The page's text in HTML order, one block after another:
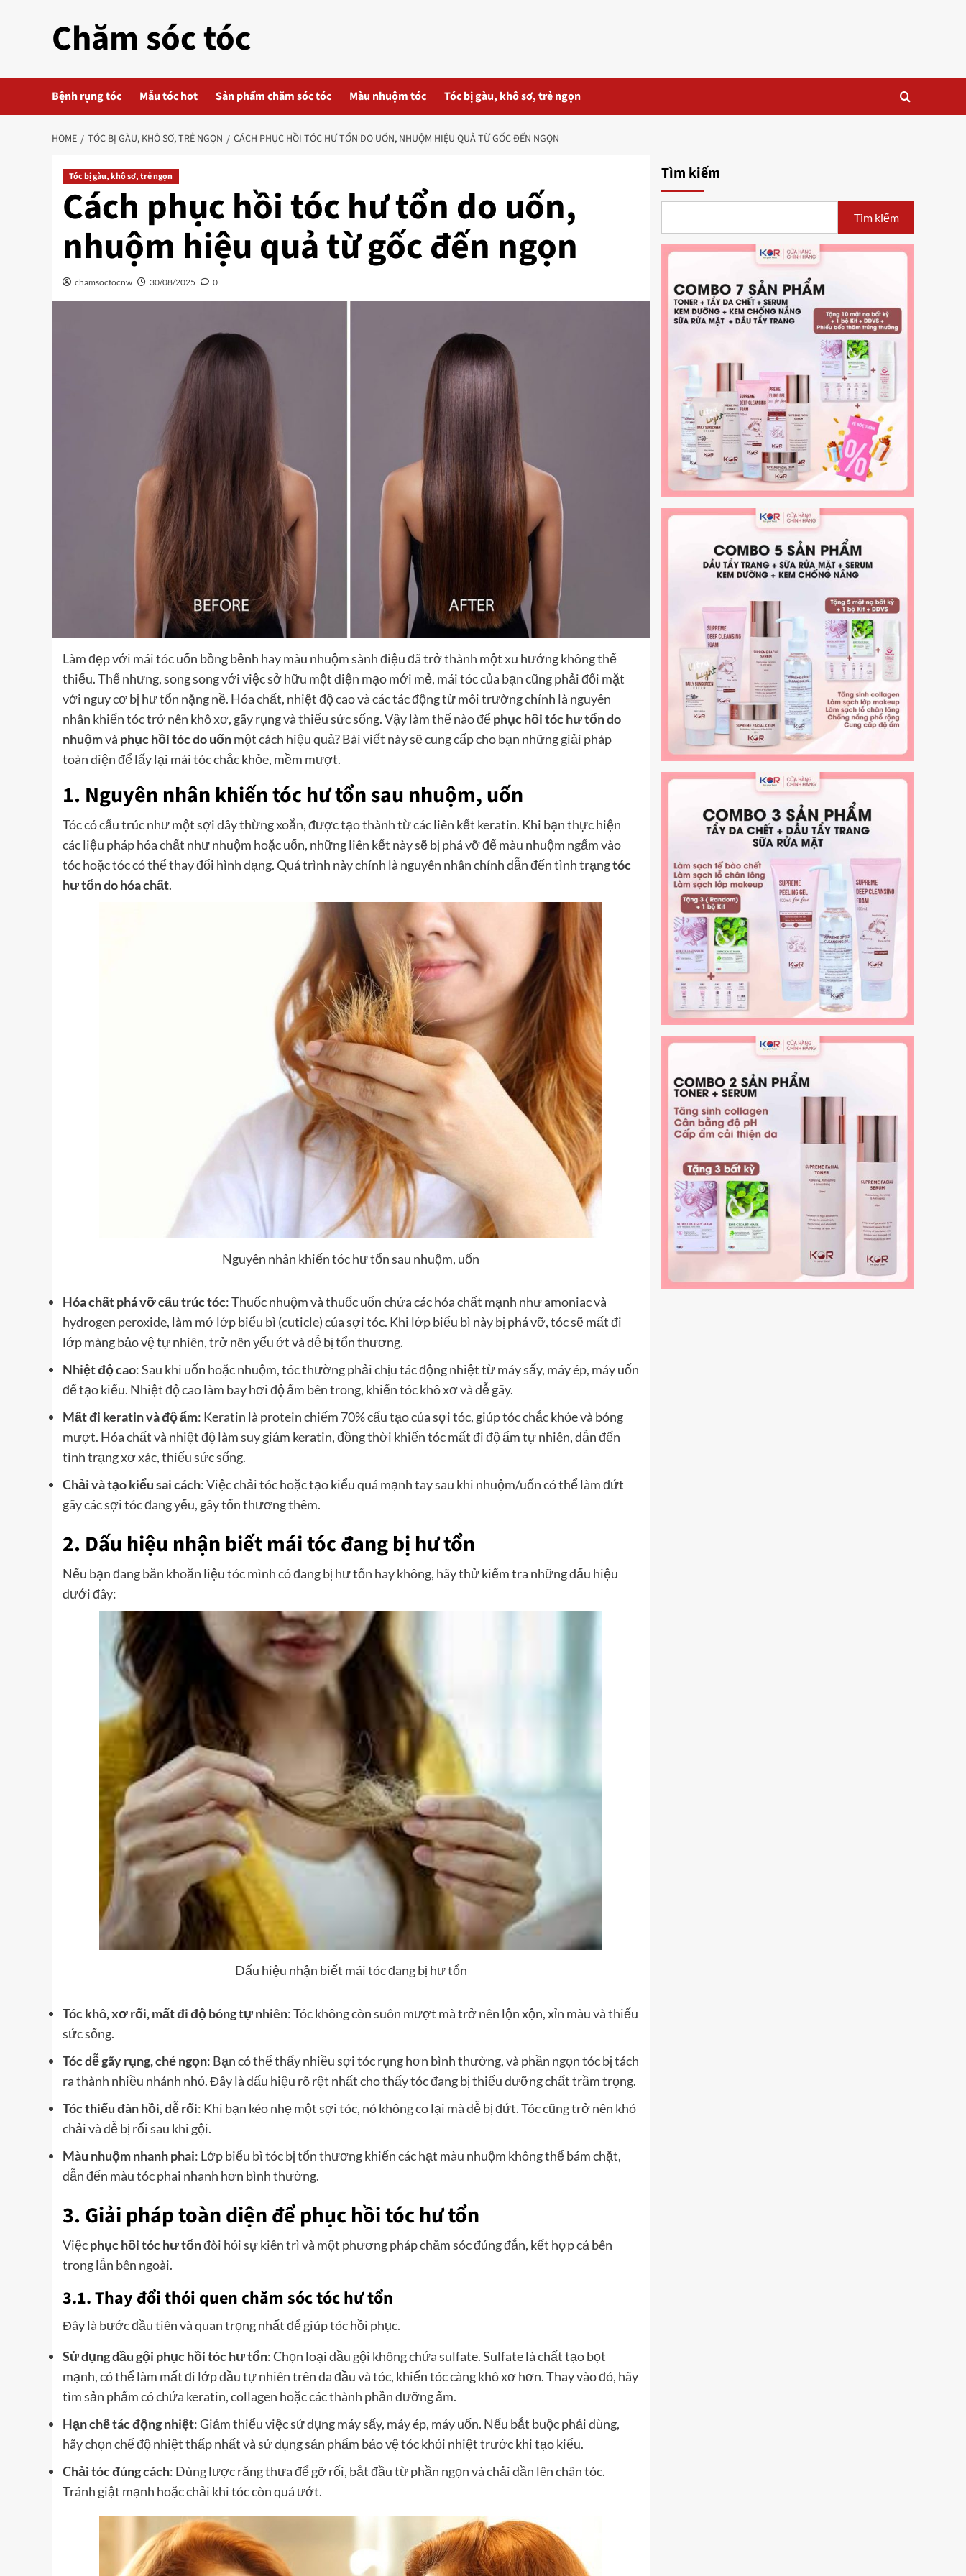
Chăm sóc tóc
Bệnh rụng tóc Mẫu tóc hot Sản phẩm chăm sóc tóc Màu nhuộm tóc Tóc bị gàu, khô sơ, trẻ ngọn
HOME TÓC BỊ GÀU, KHÔ SƠ, TRẺ NGỌN CÁCH PHỤC HỒI TÓC HƯ TỔN DO UỐN, NHUỘM HIỆU QUẢ TỪ GỐC ĐẾN NGỌN
Tóc bị gàu, khô sơ, trẻ ngọn
Cách phục hồi tóc hư tổn do uốn,
nhuộm hiệu quả từ gốc đến ngọn
chamsoctocnw 30/08/2025 0
Làm đẹp với mái tóc uốn bồng bềnh hay màu nhuộm sành điệu đã trở thành một xu hướng không thể
thiếu. Thế nhưng, song song với việc sở hữu một diện mạo mới mẻ, mái tóc của bạn cũng phải đối mặt
với nguy cơ bị hư tổn nặng nề. Hóa chất, nhiệt độ cao và các tác động từ môi trường chính là nguyên
nhân khiến tóc trở nên khô xơ, gãy rụng và thiếu sức sống. Vậy làm thế nào đểphục hồi tóc hư tổn do
nhuộmvà phục hồi tóc do uốnmột cách hiệu quả? Bài viết này sẽ cung cấp cho bạn những giải pháp
toàn diện để lấy lại mái tóc chắc khỏe, mềm mượt.
1. Nguyên nhân khiến tóc hư tổn sau nhuộm, uốn
Tóc có cấu trúc như một sợi dây thừng xoắn, được tạo thành từ các liên kết keratin. Khi bạn thực hiện
các liệu pháp hóa chất như nhuộm hoặc uốn, những liên kết này sẽ bị phá vỡ để màu nhuộm ngấm vào
tóc hoặc tóc có thể thay đổi hình dạng. Quá trình này chính là nguyên nhân chính dẫn đến tình trạngtóc
hư tổn do hóa chất.
Nguyên nhân khiến tóc hư tổn sau nhuộm, uốn
Hóa chất phá vỡ cấu trúc tóc: Thuốc nhuộm và thuốc uốn chứa các hóa chất mạnh như amoniac và
hydrogen peroxide, làm mở lớp biểu bì (cuticle) của sợi tóc. Khi lớp biểu bì này bị phá vỡ, tóc sẽ mất đi
lớp màng bảo vệ tự nhiên, trở nên yếu ớt và dễ bị tổn thương.
Nhiệt độ cao: Sau khi uốn hoặc nhuộm, tóc thường phải chịu tác động nhiệt từ máy sấy, máy ép, máy uốn
để tạo kiểu. Nhiệt độ cao làm bay hơi độ ẩm bên trong, khiến tóc khô xơ và dễ gãy.
Mất đi keratin và độ ẩm: Keratin là protein chiếm 70% cấu tạo của sợi tóc, giúp tóc chắc khỏe và bóng
mượt. Hóa chất và nhiệt độ làm suy giảm keratin, đồng thời khiến tóc mất đi độ ẩm tự nhiên, dẫn đến
tình trạng xơ xác, thiếu sức sống.
Chải và tạo kiểu sai cách: Việc chải tóc hoặc tạo kiểu quá mạnh tay sau khi nhuộm/uốn có thể làm đứt
gãy các sợi tóc đang yếu, gây tổn thương thêm.
2. Dấu hiệu nhận biết mái tóc đang bị hư tổn
Nếu bạn đang băn khoăn liệu tóc mình có đang bị hư tổn hay không, hãy thử kiểm tra những dấu hiệu
dưới đây:
Dấu hiệu nhận biết mái tóc đang bị hư tổn
Tóc khô, xơ rối, mất đi độ bóng tự nhiên: Tóc không còn suôn mượt mà trở nên lộn xộn, xỉn màu và thiếu
sức sống.
Tóc dễ gãy rụng, chẻ ngọn: Bạn có thể thấy nhiều sợi tóc rụng hơn bình thường, và phần ngọn tóc bị tách
ra thành nhiều nhánh nhỏ. Đây là dấu hiệu rõ rệt nhất cho thấy tóc đang bị thiếu dưỡng chất trầm trọng.
Tóc thiếu đàn hồi, dễ rối: Khi bạn kéo nhẹ một sợi tóc, nó không co lại mà dễ bị đứt. Tóc cũng trở nên khó
chải và dễ bị rối sau khi gội.
Màu nhuộm nhanh phai: Lớp biểu bì tóc bị tổn thương khiến các hạt màu nhuộm không thể bám chặt,
dẫn đến màu tóc phai nhanh hơn bình thường.
3. Giải pháp toàn diện để phục hồi tóc hư tổn
Việcphục hồi tóc hư tổnđòi hỏi sự kiên trì và một phương pháp chăm sóc đúng đắn, kết hợp cả bên
trong lẫn bên ngoài.
3.1. Thay đổi thói quen chăm sóc tóc hư tổn
Đây là bước đầu tiên và quan trọng nhất để giúp tóc hồi phục.
Sử dụng dầu gội phục hồi tóc hư tổn: Chọn loại dầu gội không chứa sulfate. Sulfate là chất tạo bọt
mạnh, có thể làm mất đi lớp dầu tự nhiên trên da đầu và tóc, khiến tóc càng khô xơ hơn. Thay vào đó, hãy
tìm sản phẩm có chứa keratin, collagen hoặc các thành phần dưỡng ẩm.
Hạn chế tác động nhiệt: Giảm thiểu việc sử dụng máy sấy, máy ép, máy uốn. Nếu bắt buộc phải dùng,
hãy chọn chế độ nhiệt thấp nhất và sử dụng sản phẩm bảo vệ tóc khỏi nhiệt trước khi tạo kiểu.
Chải tóc đúng cách: Dùng lược răng thưa để gỡ rối, bắt đầu từ phần ngọn và chải dần lên chân tóc.
Tránh giật mạnh hoặc chải khi tóc còn quá ướt.
Tìm kiếm
Tìm kiếm